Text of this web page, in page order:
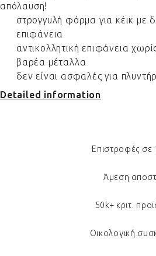
απόλαυση!
στρογγυλή φόρμα για κέικ με
επιφάνεια
αντικολλητική επιφάνεια
βαρέα μέταλλα
δεν είναι ασφαλές για
Detailed information
Επιστροφές σε
Άμεση
50k+ κριτ.
Οικολογική